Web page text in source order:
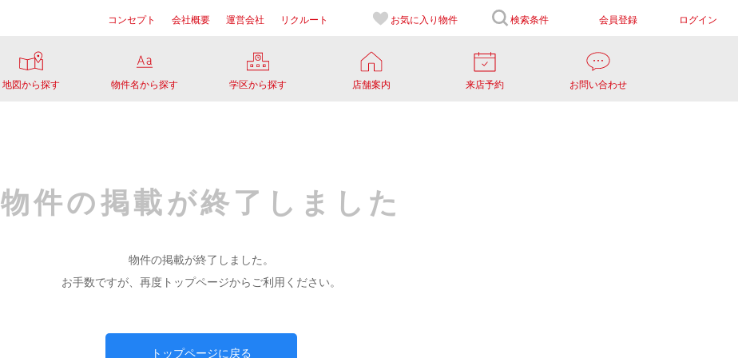
コンセプト 会社概要 運営会社 リクルート お気に入り 物件 検索条件 会員登録 ログイン
地図から探す 物件名から探す 学区から探す 店舗案内 来店予約 お問い合わせ
物件の掲載が終了しました
物件の掲載が終了しました。
お手数ですが、再度トップページからご利用ください。
トップページに戻る